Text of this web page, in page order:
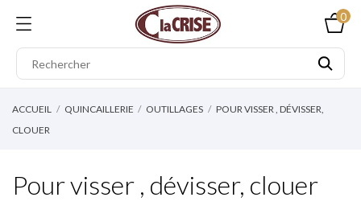
0
ACCUEIL QUINCAILLERIE OUTILLAGES
POUR VISSER , DÉVISSER,
CLOUER
Pour visser , dévisser, clouer